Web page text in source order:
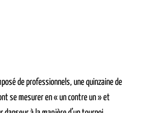
de professionnels, une quinzaine de
se mesurer en « un contre un » et